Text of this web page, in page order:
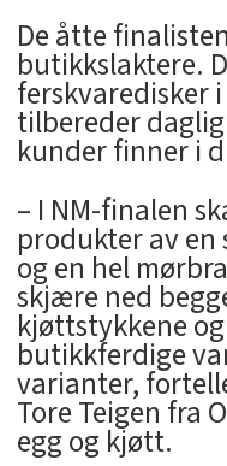
De åtte
butikkslaktere.
ferskvaredisker
tilbereder
kunder finner i
– I NM-finalen
produkter av en
og en hel
skjære ned
kjøttstykkene
butikkferdige
varianter,
Tore Teigen fra
egg og kjøtt.